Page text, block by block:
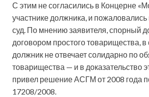
С этим не согласились в Концерне
участнике должника, и
суд. По мнению заявителя, спорный
договором простого товарищества, в
должник не отвечает солидарно по
товарищества — и в доказательство
привел решение АСГМ от 2008 года
17208/2008.